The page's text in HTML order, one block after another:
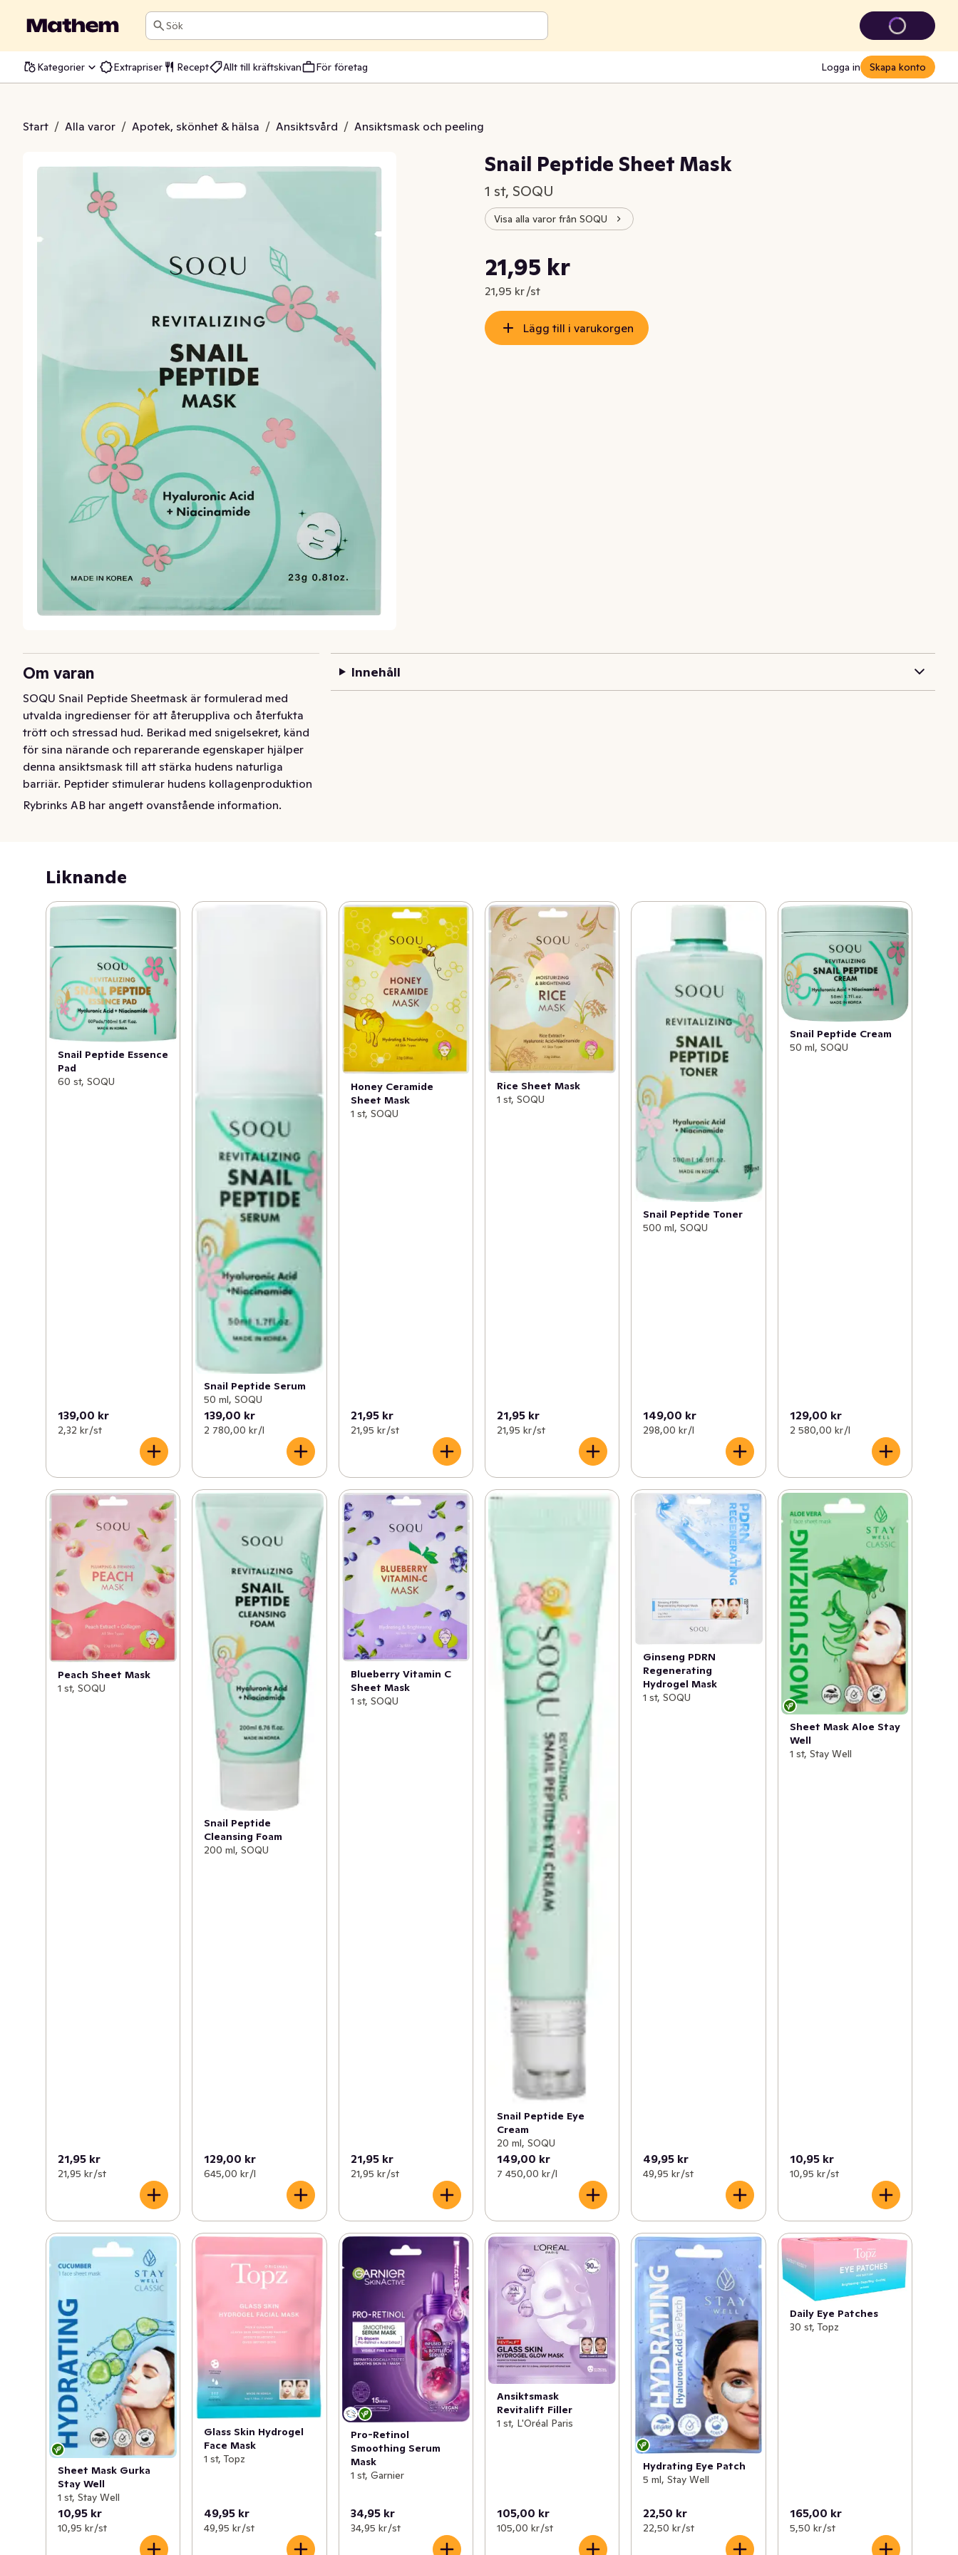
Sök
Kategorier Extrapriser Recept Allt till kräftskivan För företag Logga in Skapa konto
Start / Alla varor / Apotek, skönhet & hälsa / Ansiktsvård / Ansiktsmask och peeling
Sheet Mask
Snail Peptide Sheet Mask
1 st, SOQU
Visa alla varor från SOQU
Nuvarande pris är: 21,95 kr
21,95 kr
21,95 kr /st
Styckpris: 21,95 kr /st
Lägg till i varukorgen
Om varan
SOQU Snail Peptide Sheetmask är formulerad med
utvalda ingredienser för att återuppliva och återfukta
trött och stressad hud. Berikad med snigelsekret, känd
för sina närande och reparerande egenskaper hjälper
denna ansiktsmask till att stärka hudens naturliga
barriär. Peptider stimulerar hudens kollagenproduktion
medan hyaluronsyra återfuktar och niacinamid har en
Rybrinks AB har angett ovanstående information.
Innehåll
Liknande
Snail Peptide Essence
Pad
60 st, SOQU
139,00 kr
2,32 kr /st
Snail Peptide Serum
50 ml, SOQU
139,00 kr
2 780,00 kr /l
Honey Ceramide
Sheet Mask
1 st, SOQU
21,95 kr
21,95 kr /st
Rice Sheet Mask
1 st, SOQU
21,95 kr
21,95 kr /st
Snail Peptide Toner
500 ml, SOQU
149,00 kr
298,00 kr /l
Snail Peptide Cream
50 ml, SOQU
129,00 kr
2 580,00 kr /l
Peach Sheet Mask
1 st, SOQU
21,95 kr
21,95 kr /st
Snail Peptide
Cleansing Foam
200 ml, SOQU
129,00 kr
645,00 kr /l
Blueberry Vitamin C
Sheet Mask
1 st, SOQU
21,95 kr
21,95 kr /st
Snail Peptide Eye
Cream
20 ml, SOQU
149,00 kr
7 450,00 kr /l
Ginseng PDRN
Regenerating
Hydrogel Mask
1 st, SOQU
49,95 kr
49,95 kr /st
Sheet Mask Aloe Stay
Well
1 st, Stay Well
10,95 kr
10,95 kr /st
Sheet Mask Gurka
Stay Well
1 st, Stay Well
10,95 kr
10,95 kr /st
Glass Skin Hydrogel
Face Mask
1 st, Topz
49,95 kr
49,95 kr /st
Pro-Retinol
Smoothing Serum
Mask
1 st, Garnier
34,95 kr
34,95 kr /st
Ansiktsmask
Revitalift Filler
1 st, L'Oréal Paris
105,00 kr
105,00 kr /st
Hydrating Eye Patch
5 ml, Stay Well
22,50 kr
22,50 kr /st
Daily Eye Patches
30 st, Topz
165,00 kr
5,50 kr /st